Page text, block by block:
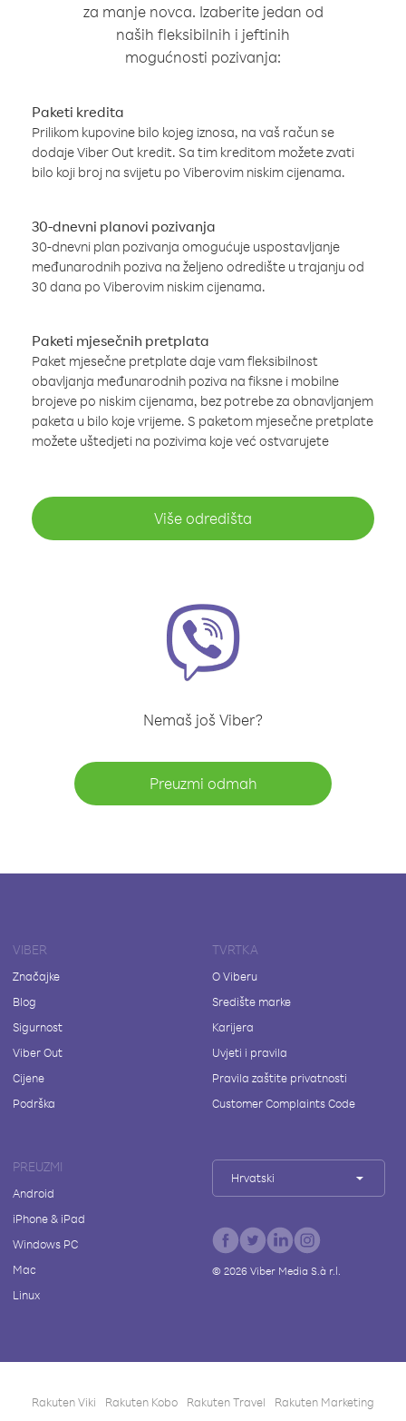
za manje novca. Izaberite jedan od
naših fleksibilnih i jeftinih
mogućnosti pozivanja:
Paketi kredita
Prilikom kupovine bilo kojeg iznosa, na vaš račun se
dodaje Viber Out kredit. Sa tim kreditom možete zvati
bilo koji broj na svijetu po Viberovim niskim cijenama.
30-dnevni planovi pozivanja
30-dnevni plan pozivanja omogućuje uspostavljanje
međunarodnih poziva na željeno odredište u trajanju od
30 dana po Viberovim niskim cijenama.
Paketi mjesečnih pretplata
Paket mjesečne pretplate daje vam fleksibilnost
obavljanja međunarodnih poziva na fiksne i mobilne
brojeve po niskim cijenama, bez potrebe za obnavljanjem
paketa u bilo koje vrijeme. S paketom mjesečne pretplate
možete uštedjeti na pozivima koje već ostvarujete
Više odredišta
Nemaš još Viber?
Preuzmi odmah
VIBER
Značajke
Blog
Sigurnost
Viber Out
Cijene
Podrška
TVRTKA
O Viberu
Središte marke
Karijera
Uvjeti i pravila
Pravila zaštite privatnosti
Customer Complaints Code
PREUZMI
Android
iPhone & iPad
Windows PC
Mac
Linux
Hrvatski
© 2026Viber Media S.à r.l.
Rakuten Viki Rakuten Kobo Rakuten Travel Rakuten Marketing